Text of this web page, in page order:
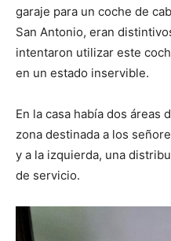
garaje para un coche de
San Antonio, eran
intentaron utilizar este
en un estado inservible.
En la casa había dos áreas
zona destinada a los
y a la izquierda, una
de servicio.